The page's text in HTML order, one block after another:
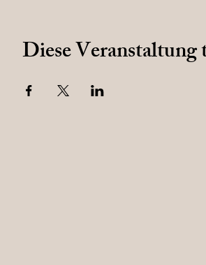
Diese Veranstaltung